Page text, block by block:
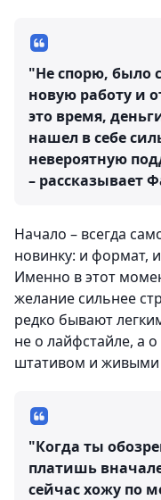
"Не спорю, было
новую работу и
это время,
нашел в себе
невероятную
– рассказывает
Начало – всегда
новинку: и формат,
Именно в этот
желание сильнее
редко бывают
не о лайфстайле, а
штативом и живыми
"Когда ты
платишь
сейчас хожу по